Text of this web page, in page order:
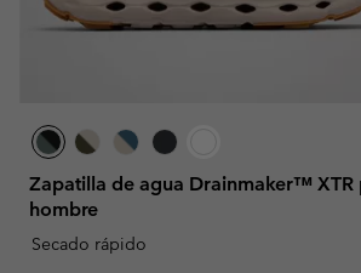
Zapatilla de agua Drainmaker™ XTR
hombre
Secado rápido